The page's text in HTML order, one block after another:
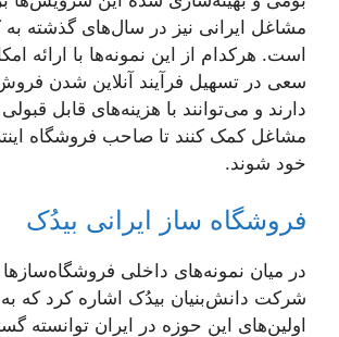
مشاغل ایرانی نیز در سال‌های گذشته
است. هرکدام از این نمونه‌ها با ارائه
سعی در تسهیل فرآیند آنلاین شدن
دارند و می‌توانند با هزینه‌های قابل
مشاغل کمک کنند تا صاحب فروشگاه
خود شوند.
فروشگاه ساز ایرانی بیدُک
در میان نمونه‌های داخلی
شرکت دانش‌بنیان بیدُک اشاره کرد که به
اولین‌های این حوزه در ایران توانسته